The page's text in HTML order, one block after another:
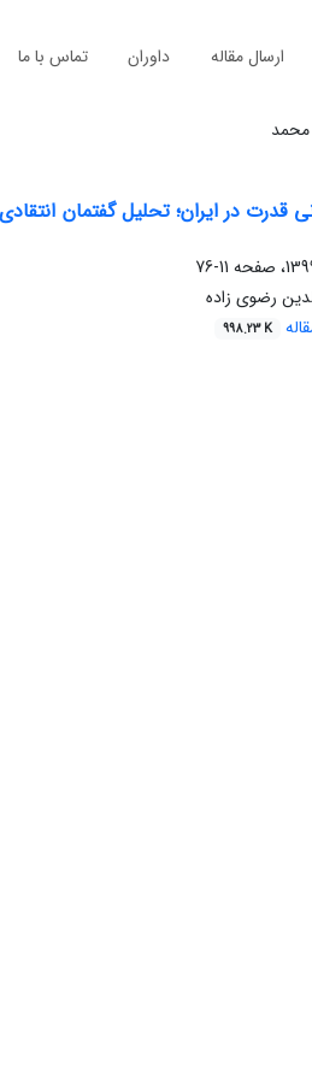
ارسال مقاله داوران تماس با ما
قدرت در ایران؛ تحلیل گفتمان
11-76
رضوی زاده
998.23 K